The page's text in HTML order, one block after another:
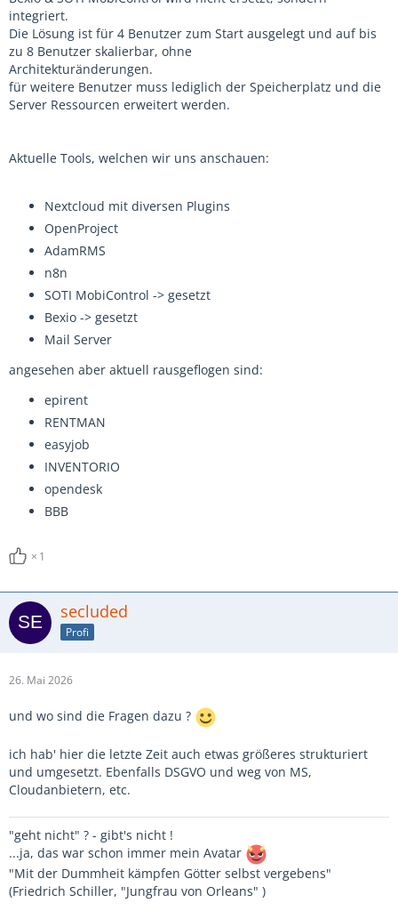
integriert.
Die Lösung ist für 4 Benutzer zum Start ausgelegt und auf bis
zu 8 Benutzer skalierbar, ohne
Architekturänderungen.
für weitere Benutzer muss lediglich der Speicherplatz und die
Server Ressourcen erweitert werden.
Aktuelle Tools, welchen wir uns anschauen:
Nextcloud mit diversen Plugins
OpenProject
AdamRMS
n8n
SOTI MobiControl -> gesetzt
Bexio -> gesetzt
Mail Server
angesehen aber aktuell rausgeflogen sind:
epirent
RENTMAN
easyjob
INVENTORIO
opendesk
BBB
1
secluded
Profi
26. Mai 2026
und wo sind die Fragen dazu ?
ich hab' hier die letzte Zeit auch etwas größeres strukturiert
und umgesetzt. Ebenfalls DSGVO und weg von MS,
Cloudanbietern, etc.
"geht nicht" ? - gibt's nicht !
...ja, das war schon immer mein Avatar
"Mit der Dummheit kämpfen Götter selbst vergebens"
(Friedrich Schiller, "Jungfrau von Orleans" )